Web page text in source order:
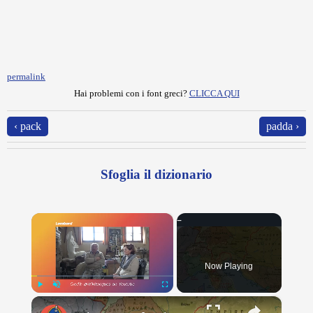
permalink
Hai problemi con i font greci? CLICCA QUI
‹ pack padda ›
Sfoglia il dizionario
×
Play Unmute Fullscreen
Now Playing
×